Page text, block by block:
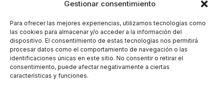
Gestionar consentimiento
Para ofrecer las mejores experiencias, utilizamos tecnologías como
las cookies para almacenar y/o acceder a la información del
dispositivo. El consentimiento de estas tecnologías nos permitirá
procesar datos como el comportamiento de navegación o las
identificaciones únicas en este sitio. No consentir o retirar el
consentimiento, puede afectar negativamente a ciertas
características y funciones.
C/ Gaspar del Pino, 4
11004 Cádiz
956 21 21 21